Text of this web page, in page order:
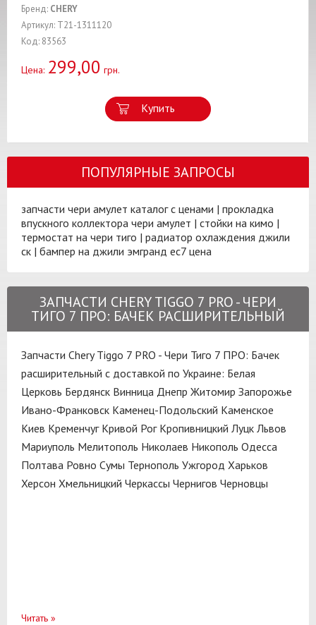
Бренд: CHERY
Артикул: T21-1311120
Код: 83563
Цена: 299,00 грн.
Купить
ПОПУЛЯРНЫЕ ЗАПРОСЫ
запчасти чери амулет каталог с ценами | прокладка
впускного коллектора чери амулет | стойки на кимо |
термостат на чери тиго | радиатор охлаждения джили
ск | бампер на джили эмгранд ес7 цена
ЗАПЧАСТИ CHERY TIGGO 7 PRO - ЧЕРИ
ТИГО 7 ПРО: БАЧEК РАСШИРИТЕЛЬНЫЙ
Запчасти Chery Tiggo 7 PRO - Чери Тиго 7 ПРО: Бачeк
расширительный с доставкой по Украине: Белая
Церковь Бердянск Винница Днепр Житомир Запорожье
Ивано-Франковск Каменец-Подольский Каменское
Киев Кременчуг Кривой Рог Кропивницкий Луцк Львов
Мариуполь Мелитополь Николаев Никополь Одесса
Полтава Ровно Сумы Тернополь Ужгород Харьков
Херсон Хмельницкий Черкассы Чернигов Черновцы
Читать »